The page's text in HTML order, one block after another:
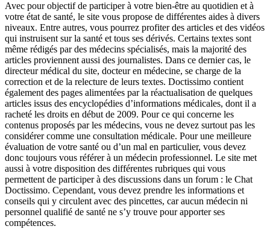
Avec pour objectif de participer à votre bien-être au quotidien et à
votre état de santé, le site vous propose de différentes aides à divers
niveaux. Entre autres, vous pourrez profiter des articles et des vidéos
qui instruisent sur la santé et tous ses dérivés. Certains textes sont
même rédigés par des médecins spécialisés, mais la majorité des
articles proviennent aussi des journalistes. Dans ce dernier cas, le
directeur médical du site, docteur en médecine, se charge de la
correction et de la relecture de leurs textes. Doctissimo contient
également des pages alimentées par la réactualisation de quelques
articles issus des encyclopédies d’informations médicales, dont il a
racheté les droits en début de 2009. Pour ce qui concerne les
contenus proposés par les médecins, vous ne devez surtout pas les
considérer comme une consultation médicale. Pour une meilleure
évaluation de votre santé ou d’un mal en particulier, vous devez
donc toujours vous référer à un médecin professionnel. Le site met
aussi à votre disposition des différentes rubriques qui vous
permettent de participer à des discussions dans un forum : le Chat
Doctissimo. Cependant, vous devez prendre les informations et
conseils qui y circulent avec des pincettes, car aucun médecin ni
personnel qualifié de santé ne s’y trouve pour apporter ses
compétences.